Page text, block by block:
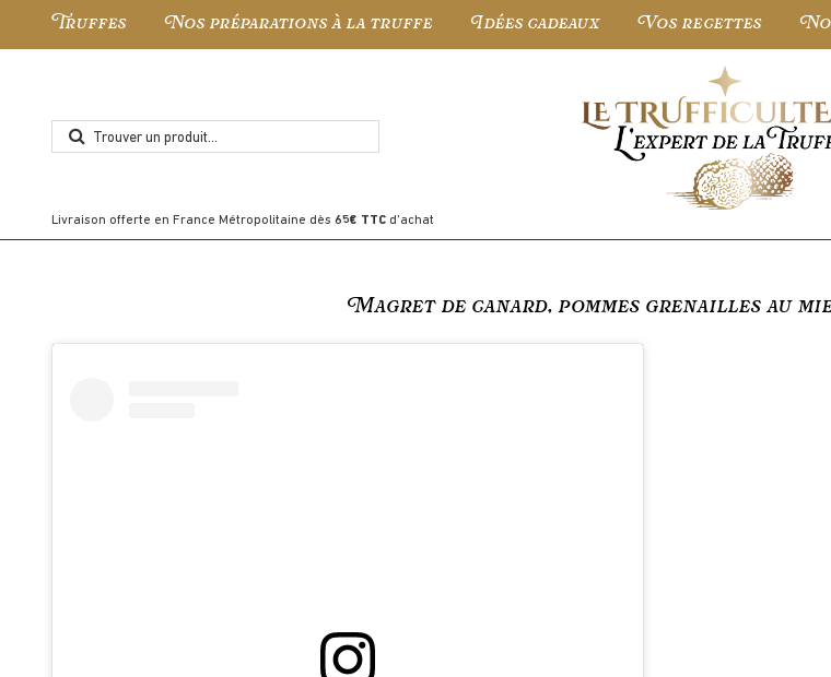
Truffes Nos préparations à la truffe Idées cadeaux Vos recettes
Livraison offerte en France Métropolitaine dès 65€ TTC d'achat
Magret de canard, pommes grenailles au